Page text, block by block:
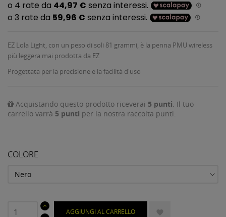
EZ Lola Light, con un peso di soli 81 grammi, è la penna PMU wireless
più leggera mai prodotta da EZ
Progettata per la precisione e la facilità d'uso
Acquistando questo prodotto riceverai 5 punti . Il tuo
carrello varrà 5 punti per la nostra raccolta punti.
COLORE
AGGIUNGI AL CARRELLO 